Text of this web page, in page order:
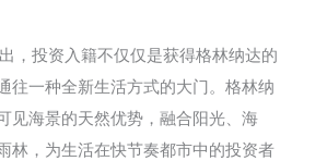
，投资入籍不仅仅是获得格林纳达的
往一种全新生活方式的大门。格林纳
见海景的天然优势，融合阳光、海
林，为生活在快节奏都市中的投资者